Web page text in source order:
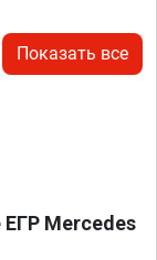
Показать все
Mercedes